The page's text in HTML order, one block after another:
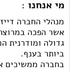
מי אנחנו :
אשר הפכה
גדולה ומודרנית
ביותר בענף.
בחברה ממשיכים